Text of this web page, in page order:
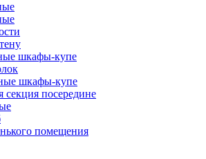
шкафы-купе
шкафы-купе
секция посередине
помещения